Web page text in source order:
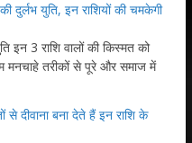
दुर्लभ युति, इन राशियों की चमकेगी
3 राशि वालों की किस्मत को
तरीकों से पूरे और समाज में
दीवाना बना देते हैं इन राशि के